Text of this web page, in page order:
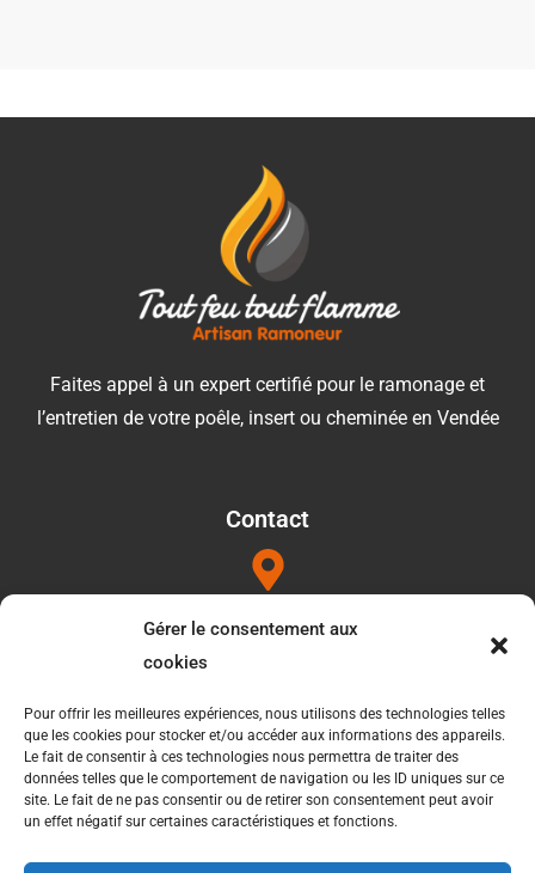
Gérer le consentement aux
cookies
Pour offrir les meilleures expériences, nous utilisons des technologies telles
que les cookies pour stocker et/ou accéder aux informations des appareils.
Le fait de consentir à ces technologies nous permettra de traiter des
données telles que le comportement de navigation ou les ID uniques sur ce
site. Le fait de ne pas consentir ou de retirer son consentement peut avoir
un effet négatif sur certaines caractéristiques et fonctions.
Faites appel à un expert certifié pour le ramonage et
l’entretien de votre poêle, insert ou cheminée en Vendée
Contact
1052b les Touilleres 85440 Talmont saint hilaire
Téléphone
06 34 27 49 21